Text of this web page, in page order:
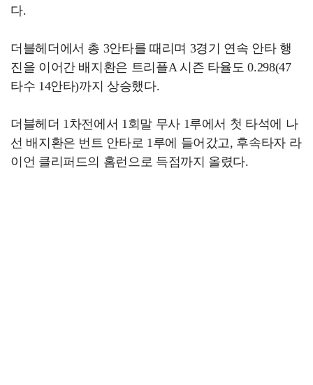
다.
더블헤더에서 총 3안타를 때리며 3경기 연속 안타 행
진을 이어간 배지환은 트리플A 시즌 타율도 0.298(47
타수 14안타)까지 상승했다.
더블헤더 1차전에서 1회말 무사 1루에서 첫 타석에 나
선 배지환은 번트 안타로 1루에 들어갔고, 후속타자 라
이언 클리퍼드의 홈런으로 득점까지 올렸다.